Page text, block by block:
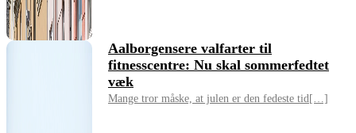
Aalborgensere valfarter til
fitnesscentre: Nu skal sommerfedtet
væk
Mange tror måske, at julen er den fedeste tid[…]